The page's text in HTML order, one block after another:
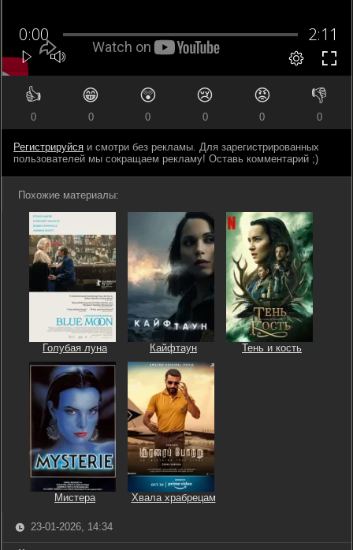
👍
0
😁
0
😲
0
😢
0
😡
0
👎
0
Регистрируйся и смотри без рекламы. Для зарегистрированных
пользователей мы сокращаем рекламу! Оставь комментарий ;)
Похожие материалы:
Голубая луна Кайфтаун Тень и кость
Мистера Хвала храбрецам
23-01-2026, 14:34